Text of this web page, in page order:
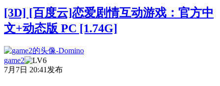
[3D] [百度云]恋爱剧情互动游戏：官方中
文+动态版 PC [1.74G]
game2
7月7日 20:41发布